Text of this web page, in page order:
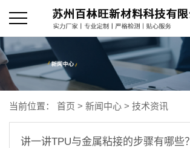
当前位置： 首页 > 新闻中心 > 技术资讯
讲一讲TPU与金属粘接的步骤有哪些？